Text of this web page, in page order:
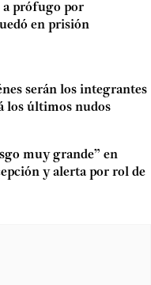
a prófugo por
en prisión
serán los integrantes
los últimos nudos
muy grande” en
y alerta por rol de